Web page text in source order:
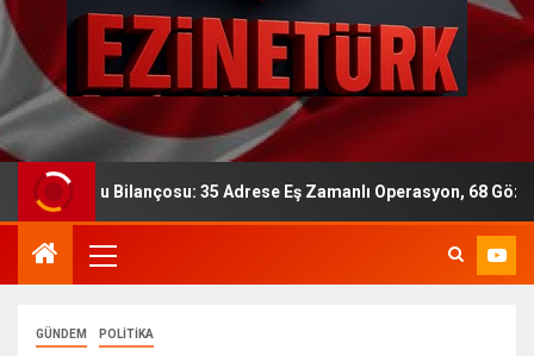
Bilançosu: 35 Adrese Eş Zamanlı Operasyon, 68 Gözaltı, 5
GÜNDEM POLITIKA